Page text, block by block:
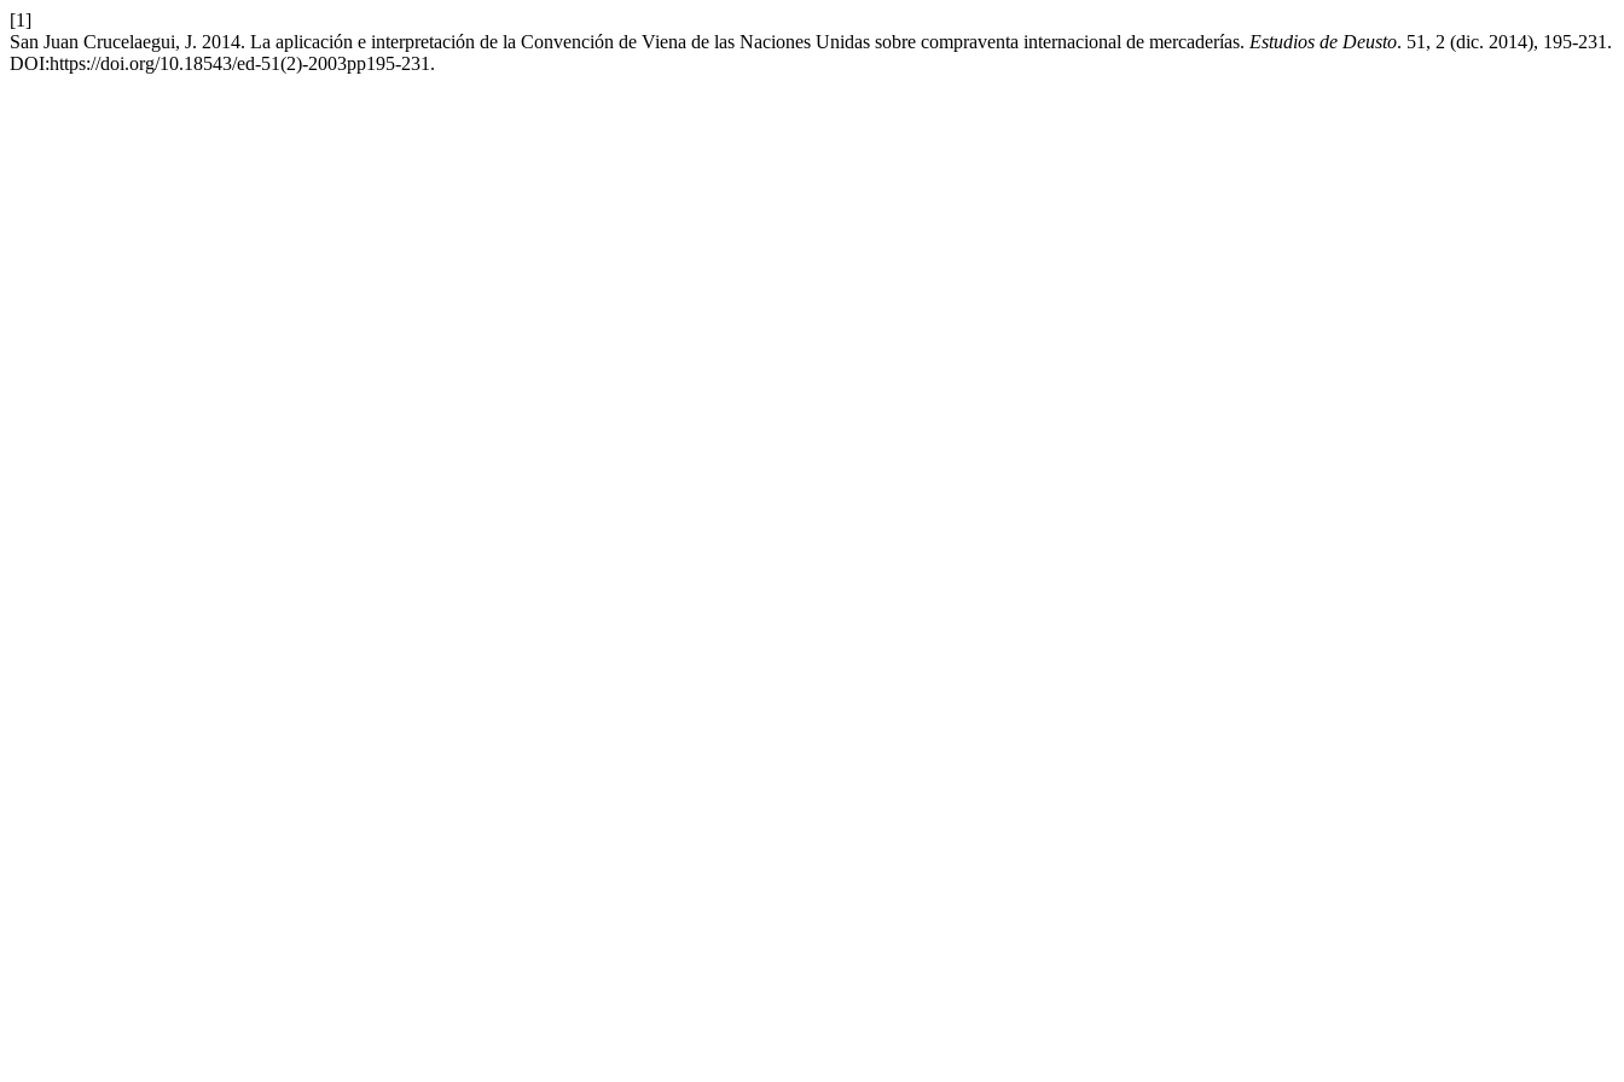
[1]
San Juan Crucelaegui, J. 2014. La aplicación e interpretación de la Convención de Viena de las Naciones Unidas sobre compraventa internacional de mercaderías. Estudios de Deusto. 51, 2 (dic. 2014), 195-231.
DOI:https://doi.org/10.18543/ed-51(2)-2003pp195-231.